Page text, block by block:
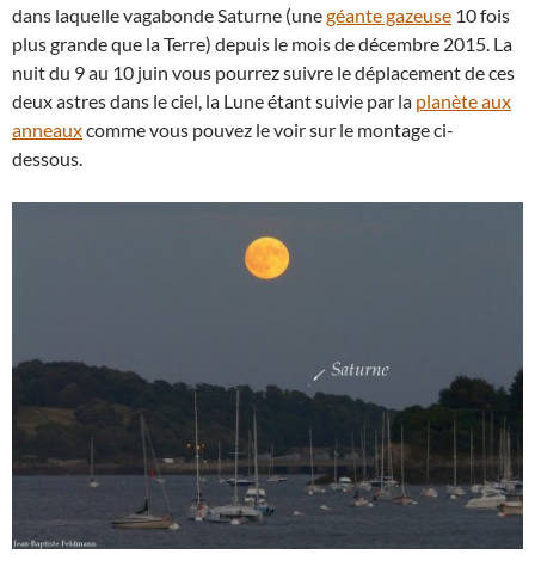
dans laquelle vagabonde Saturne (unegéante gazeuse 10 fois
plus grande que la Terre) depuis le mois de décembre 2015. La
nuit du 9 au 10 juin vous pourrez suivre le déplacement de ces
deux astres dans le ciel, la Lune étant suivie par la planète aux
anneauxcomme vous pouvez le voir sur le montage ci-
dessous.